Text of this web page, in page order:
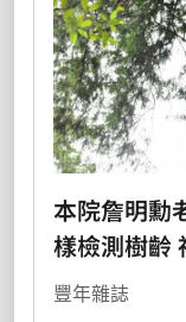
本院詹明勳
樣檢測樹齡
豐年雜誌